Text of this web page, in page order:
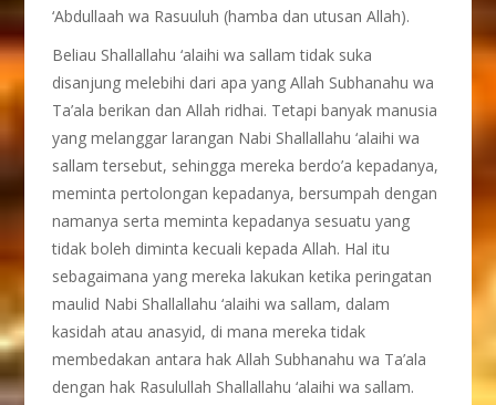
‘Abdullaah wa Rasuuluh (hamba dan utusan Allah).
Beliau Shallallahu ‘alaihi wa sallam tidak suka
disanjung melebihi dari apa yang Allah Subhanahu wa
Ta’ala berikan dan Allah ridhai. Tetapi banyak manusia
yang melanggar larangan Nabi Shallallahu ‘alaihi wa
sallam tersebut, sehingga mereka berdo’a kepadanya,
meminta pertolongan kepadanya, bersumpah dengan
namanya serta meminta kepadanya sesuatu yang
tidak boleh diminta kecuali kepada Allah. Hal itu
sebagaimana yang mereka lakukan ketika peringatan
maulid Nabi Shallallahu ‘alaihi wa sallam, dalam
kasidah atau anasyid, di mana mereka tidak
membedakan antara hak Allah Subhanahu wa Ta’ala
dengan hak Rasulullah Shallallahu ‘alaihi wa sallam.